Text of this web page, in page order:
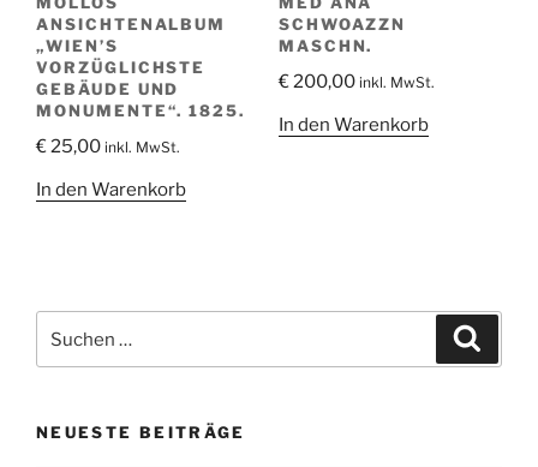
ANSICHTENALBUM
„WIEN’S
VORZÜGLICHSTE
GEBÄUDE UND
MONUMENTE“. 1825.
€25,00 inkl. MwSt.
In den Warenkorb
SCHWOAZZN
MASCHN.
€200,00 inkl. MwSt.
In den Warenkorb
nach:
NEUESTE BEITRÄGE